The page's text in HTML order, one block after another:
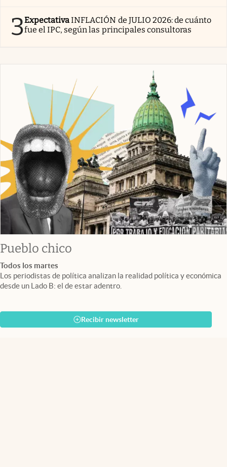
3ExpectativaINFLACIÓN de JULIO 2026: de cuánto
fue el IPC, según las principales consultoras
Pueblo chico
Todos los martes
Los periodistas de política analizan la realidad política y económica
desde un Lado B: el de estar adentro.
Recibir newsletter